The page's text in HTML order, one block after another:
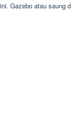
Gazebo atau saung